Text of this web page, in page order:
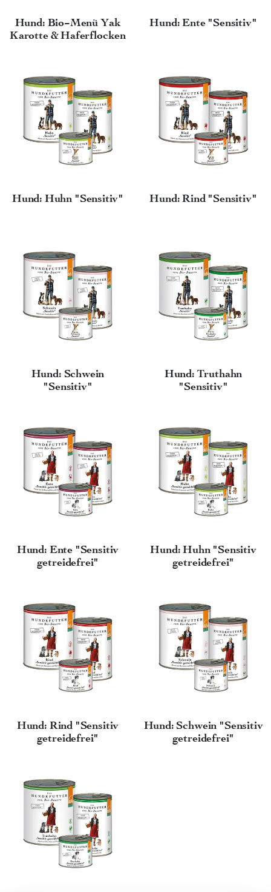
Hund: Bio-Menü Yak
Karotte & Haferflocken
Hund: Ente "Sensitiv"
Hund: Huhn "Sensitiv" Hund: Rind "Sensitiv"
Hund: Schwein
"Sensitiv"
Hund: Truthahn
"Sensitiv"
Hund: Ente "Sensitiv
getreidefrei"
Hund: Huhn "Sensitiv
getreidefrei"
Hund: Rind "Sensitiv
getreidefrei"
Hund: Schwein "Sensitiv
getreidefrei"